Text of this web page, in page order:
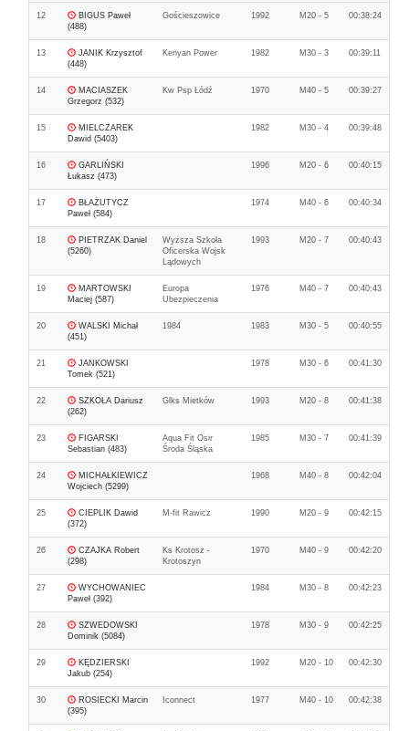
12
BIGUS Paweł
(488)
Gościeszowice 1992 M20 - 5 00:38:24
13
JANIK Krzysztof
(448)
Kenyan Power 1982 M30 - 3 00:39:11
14
MACIASZEK
Grzegorz (532)
Kw Psp Łódź 1970 M40 - 5 00:39:27
15
MIELCZAREK
Dawid (5403)
1982 M30 - 4 00:39:48
16
GARLIŃSKI
Łukasz (473)
1996 M20 - 6 00:40:15
17
BŁAŻUTYCZ
Paweł (584)
1974 M40 - 6 00:40:34
18
PIETRZAK Daniel
(5260)
Wyższa Szkoła
Oficerska Wojsk
Lądowych
1993 M20 - 7 00:40:43
19
MARTOWSKI
Maciej (587)
Europa
Ubezpieczenia
1976 M40 - 7 00:40:43
20
WALSKI Michał
(451)
1984 1983 M30 - 5 00:40:55
21
JANKOWSKI
Tomek (521)
1978 M30 - 6 00:41:30
22
SZKOŁA Dariusz
(262)
Glks Mietków 1993 M20 - 8 00:41:38
23
FIGARSKI
Sebastian (483)
Aqua Fit Osir
Środa Śląska
1985 M30 - 7 00:41:39
24
MICHAŁKIEWICZ
Wojciech (5299)
1968 M40 - 8 00:42:04
25
CIEPLIK Dawid
(372)
M-fit Rawicz 1990 M20 - 9 00:42:15
26
CZAJKA Robert
(298)
Ks Krotosz -
Krotoszyn
1970 M40 - 9 00:42:20
27
WYCHOWANIEC
Paweł (392)
1984 M30 - 8 00:42:23
28
SZWEDOWSKI
Dominik (5084)
1978 M30 - 9 00:42:25
29
KĘDZIERSKI
Jakub (254)
1992 M20 - 10 00:42:30
30
ROSIECKI Marcin
(395)
Iconnect 1977 M40 - 10 00:42:38